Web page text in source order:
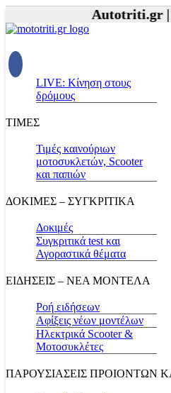
Autotriti.gr |
LIVE: Κίνηση στους
δρόμους
ΤΙΜΕΣ
Τιμές καινούριων
μοτοσυκλετών, Scooter
και παπιών
ΔΟΚΙΜΕΣ – ΣΥΓΚΡΙΤΙΚΑ
Δοκιμές
Συγκριτικά test και
Αγοραστικά θέματα
ΕΙΔΗΣΕΙΣ – ΝΕΑ ΜΟΝΤΕΛΑ
Ροή ειδήσεων
Αφίξεις νέων μοντέλων
Ηλεκτρικά Scooter &
Μοτοσυκλέτες
ΠΑΡΟΥΣΙΑΣΕΙΣ ΠΡΟΙΟΝΤΩΝ